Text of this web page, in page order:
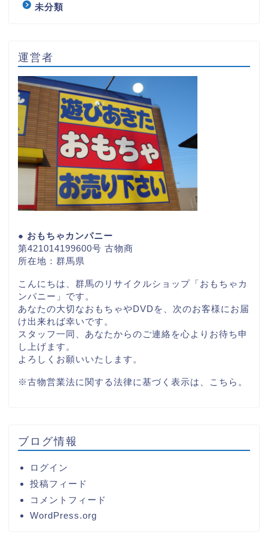
未分類
運営者
● おもちゃカンパニー
第421014199600号 古物商
所在地：群馬県
こんにちは、群馬のリサイクルショップ「おもちゃカ
ンパニー」です。
あなたの大切なおもちゃやDVDを、次のお客様にお届
け出来れば幸いです。
スタッフ一同、あなたからのご連絡を心よりお待ち申
し上げます。
よろしくお願いいたします。
※古物営業法に関する法律に基づく表示は、 こちら。
ブログ情報
ログイン
投稿フィード
コメントフィード
WordPress.org